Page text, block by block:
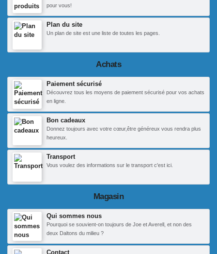
pour vous!
Plan du site
Un plan de site est une liste de toutes les pages.
Achats
Paiement sécurisé
Découvrez tous les moyens de paiement sécurisé pour vos achats
en ligne.
Bon cadeaux
Donnez toujours avec votre cœur,être généreux vous rendra plus
heureux.
Transport
Vous voulez des informations sur le transport c'est ici.
Magasin
Qui sommes nous
Pourquoi se souvient-on toujours de Joe et Averell, et non des
deux Daltons du milieu ?
Contact